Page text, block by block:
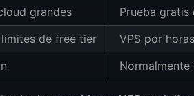
grandes
Prueba gratis
de free tier
VPS por
Normalmente